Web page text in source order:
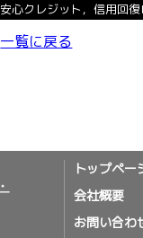
安心クレジット，信用回
一覧に戻る
トップペー
会社概要
お問い合わ